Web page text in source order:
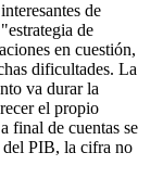
de
de
en cuestión,
dificultades. La
va durar la
el propio
final de cuentas se
del PIB, la cifra no